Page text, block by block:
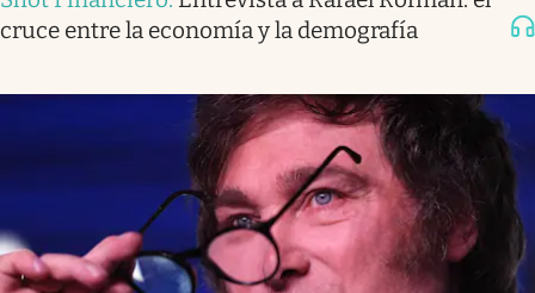
cruce entre la economía y la demografía